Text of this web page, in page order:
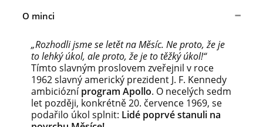
O minci
„Rozhodli jsme se letět na Měsíc. Ne proto, že je
to lehký úkol, ale proto, že je to těžký úkol!“
Tímto slavným proslovem zveřejnil v roce
1962 slavný americký prezident J. F. Kennedy
ambiciózníprogram Apollo. O necelých sedm
let později, konkrétně 20. července 1969, se
podařilo úkol splnit: Lidé poprvé stanuli na